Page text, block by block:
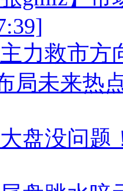
力救市方
局未来热
盘没问题